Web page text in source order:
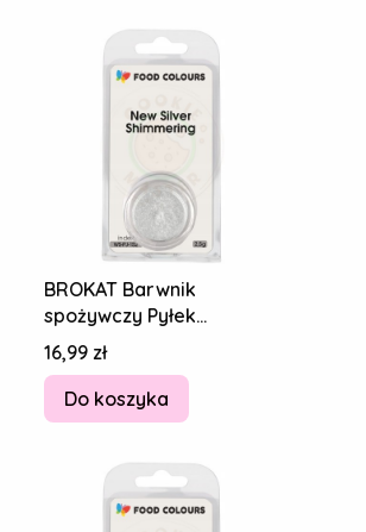
BROKAT Barwnik
spożywczy Pyłek
JADALNY New Silver
Shimmering SREBRNY
2,5g
Cena
16,99 zł
Do koszyka